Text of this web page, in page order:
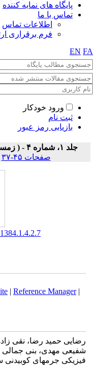
پایگاه های نمایه کننده
تماس با ما
اطلاعات تماس
فرم برقراری
EN
ورود خودکار
ثبت نام
بازیابی رمز عبور
جلد ۱، شماره ۴ - ( زمستان ۱۳۸۴ )
صفحات ۴۵-۳۷
|
|Reference Manager
رضایی حمید رضا، نقی
شفیعی مهدی، بنی جمالی